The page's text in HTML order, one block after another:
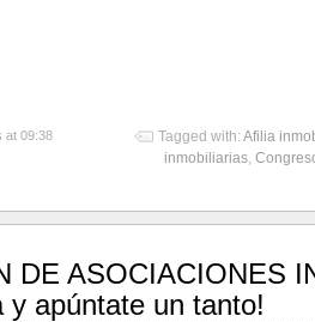
at 09:38 Tagged with: Afilia
inmobiliarias,
DE ASOCIACIONES
y apúntate un tanto!